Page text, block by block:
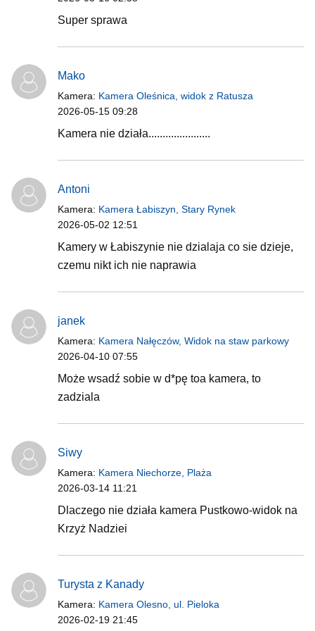
Super sprawa
Mako
Kamera: Kamera Oleśnica, widok z Ratusza
2026-05-15 09:28
Kamera nie działa......................
Antoni
Kamera: Kamera Łabiszyn, Stary Rynek
2026-05-02 12:51
Kamery w Łabiszynie nie dzialaja co sie dzieje,
czemu nikt ich nie naprawia
janek
Kamera: Kamera Nałęczów, Widok na staw parkowy
2026-04-10 07:55
Może wsadź sobie w d*pę toa kamera, to
zadziala
Siwy
Kamera: Kamera Niechorze, Plaża
2026-03-14 11:21
Dlaczego nie działa kamera Pustkowo-widok na
Krzyż Nadziei
Turysta z Kanady
Kamera: Kamera Olesno, ul. Pieloka
2026-02-19 21:45